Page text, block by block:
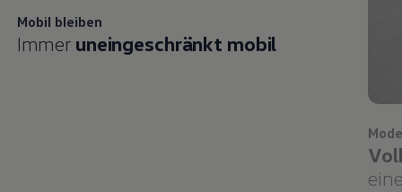
Mobil bleiben
Immer uneingeschränkt mobil